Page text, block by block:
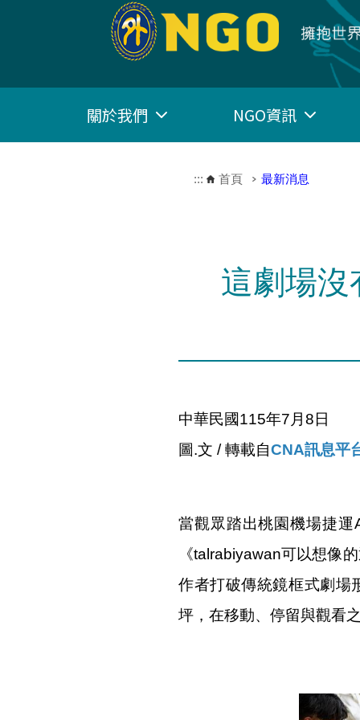
跳到主要內容區塊
關於我們 NGO資訊
::: 首頁 最新消息
這劇場沒
中華民國115年7月8日
圖.文 / 轉載自CNA訊息平
當觀眾踏出桃園機場捷
《talrabiyawan可以想像
作者打破傳統鏡框式劇場
坪，在移動、停留與觀看